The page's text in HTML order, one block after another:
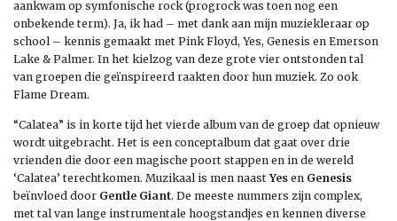
aankwam op symfonische rock (progrock was toen nog een
onbekende term). Ja, ik had – met dank aan mijn muziekleraar op
school – kennis gemaakt met Pink Floyd, Yes, Genesis en Emerson
Lake & Palmer. In het kielzog van deze grote vier ontstonden tal
van groepen die geïnspireerd raakten door hun muziek. Zo ook
Flame Dream.
“Calatea” is in korte tijd het vierde album van de groep dat opnieuw
wordt uitgebracht. Het is een conceptalbum dat gaat over drie
vrienden die door een magische poort stappen en in de wereld
‘Calatea’ terechtkomen. Muzikaal is men naastYes en Genesis
beïnvloed door Gentle Giant. De meeste nummers zijn complex,
met tal van lange instrumentale hoogstandjes en kennen diverse